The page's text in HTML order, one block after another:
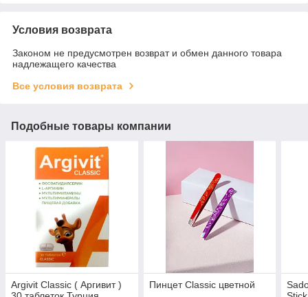
Условия возврата
Законом не предусмотрен возврат и обмен данного товара
надлежащего качества
Все условия возврата
Подобные товары компании
Argivit Classic ( Аргивит )
Пинцет Classic цветной